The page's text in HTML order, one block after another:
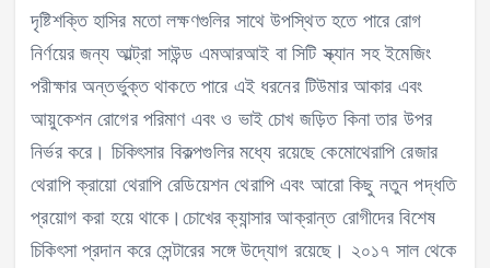
দৃষ্টিশক্তি হাসির মতো লক্ষণগুলির সাথে উপস্থিত হতে পারে রোগ
নির্ণয়ের জন্য আল্ট্রা সাউন্ড এমআরআই বা সিটি স্ক্যান সহ ইমেজিং
পরীক্ষার অন্তর্ভুক্ত থাকতে পারে এই ধরনের টিউমার আকার এবং
আয়ুকেশন রোগের পরিমাণ এবং ও ভাই চোখ জড়িত কিনা তার উপর
নির্ভর করে। চিকিৎসার বিকল্পগুলির মধ্যে রয়েছে কেমোথেরাপি রেজার
থেরাপি ক্রায়ো থেরাপি রেডিয়েশন থেরাপি এবং আরো কিছু নতুন পদ্ধতি
প্রয়োগ করা হয়ে থাকে।চোখের ক্যান্সার আক্রান্ত রোগীদের বিশেষ
চিকিৎসা প্রদান করে সেন্টারের সঙ্গে উদ্যোগ রয়েছে। ২০১৭ সাল থেকে